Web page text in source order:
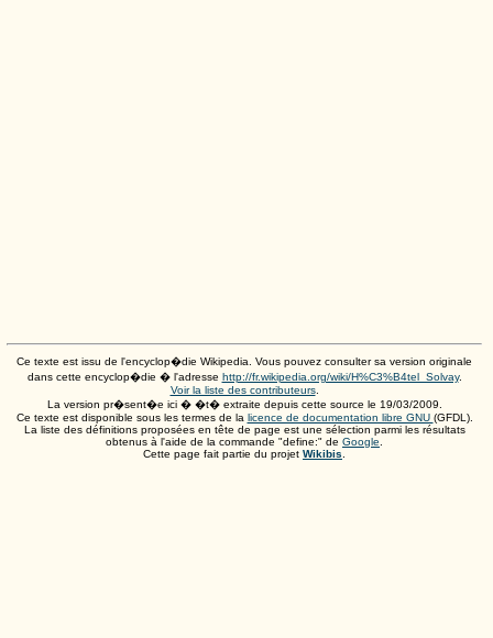
Ce texte est issu de l'encyclop�die Wikipedia. Vous pouvez consulter sa version originale
dans cette encyclop�die � l'adresse http://fr.wikipedia.org/wiki/H%C3%B4tel_Solvay.
Voir la liste des contributeurs.
La version pr�sent�e ici � �t� extraite depuis cette source le 19/03/2009
Ce texte est disponible sous les termes de la licence de documentation libre GNU (GFDL).
La liste des définitions proposées en tête de page est une sélection parmi les résultats
obtenus à l'aide de la commande "define:" de Google
Cette page fait partie du projet Wikibis